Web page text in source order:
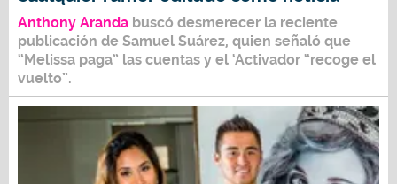
Anthony Aranda buscó desmerecer la reciente
publicación de Samuel Suárez, quien señaló que
“Melissa paga” las cuentas y el ‘Activador “recoge el
vuelto”.